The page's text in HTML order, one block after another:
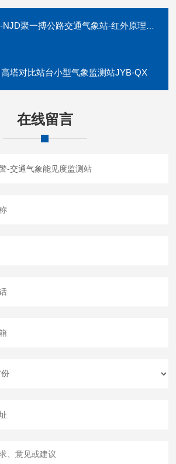
聚一搏公路交通气象站-红外原理全天候监测
塔对比站台小型气象监测站JYB-QX
在线留言